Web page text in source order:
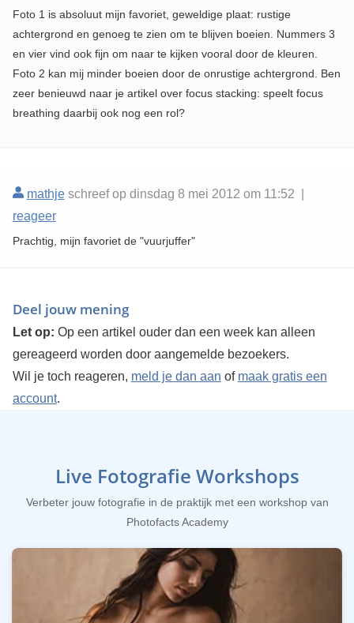
Foto 1 is absoluut mijn favoriet, geweldige plaat: rustige
achtergrond en genoeg te zien om te blijven boeien. Nummers 3
en vier vind ook fijn om naar te kijken vooral door de kleuren.
Foto 2 kan mij minder boeien door de onrustige achtergrond. Ben
zeer benieuwd naar je artikel over focus stacking: speelt focus
breathing daarbij ook nog een rol?
mathjeschreef op dinsdag 8 mei 2012 om 11:52 |
reageer
Prachtig, mijn favoriet de "vuurjuffer"
Deel jouw mening
Let op: Op een artikel ouder dan een week kan alleen
gereageerd worden door aangemelde bezoekers.
Wil je toch reageren, meld je dan aan of maak gratis een
account.
Live Fotografie Workshops
Verbeter jouw fotografie in de praktijk met een workshop van
Photofacts Academy